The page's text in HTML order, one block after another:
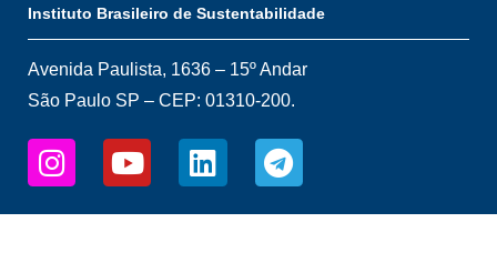
Instituto Brasileiro de Sustentabilidade
Avenida Paulista, 1636 – 15º Andar
São Paulo SP – CEP: 01310-200.